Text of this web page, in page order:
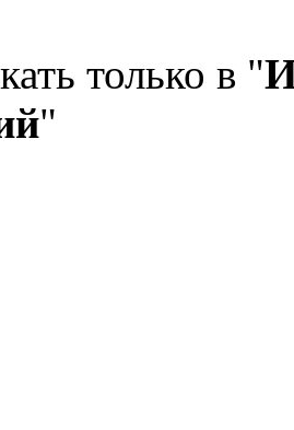
только в "
"